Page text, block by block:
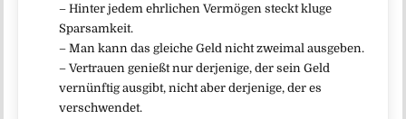
– Hinter jedem ehrlichen Vermögen steckt kluge
Sparsamkeit.
– Man kann das gleiche Geld nicht zweimal ausgeben.
– Vertrauen genießt nur derjenige, der sein Geld
vernünftig ausgibt, nicht aber derjenige, der es
verschwendet.